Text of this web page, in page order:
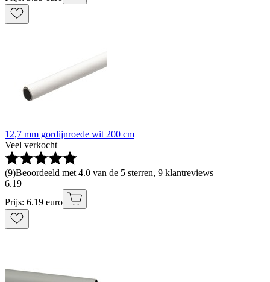
12,7 mm gordijnroede wit 200 cm
Veel verkocht
(9)Beoordeeld met 4.0 van de 5 sterren, 9 klantreviews
6.19
Prijs: 6.19 euro